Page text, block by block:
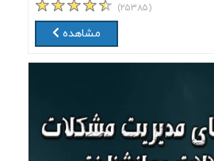
(۲۵۳۸۵)
مشاهده